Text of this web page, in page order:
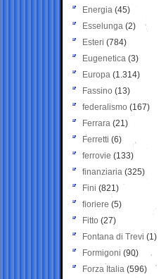
Energia (45)
Esselunga (2)
Esteri (784)
Eugenetica (3)
Europa (1.314)
Fassino (13)
federalismo (167)
Ferrara (21)
Ferretti (6)
ferrovie (133)
finanziaria (325)
Fini (821)
fioriere (5)
Fitto (27)
Fontana di Trevi (1)
Formigoni (90)
Forza Italia (596)